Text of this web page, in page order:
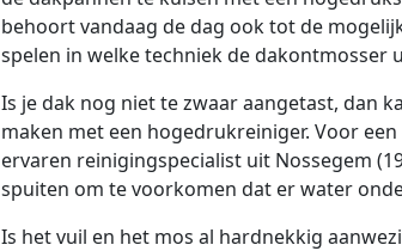
behoort vandaag de dag ook tot de
spelen in welke techniek de dakontmosser
Is je dak nog niet te zwaar aangetast, dan
maken met een hogedrukreiniger. Voor
ervaren reinigingspecialist uit Nossegem
spuiten om te voorkomen dat er water
Is het vuil en het mos al hardnekkig